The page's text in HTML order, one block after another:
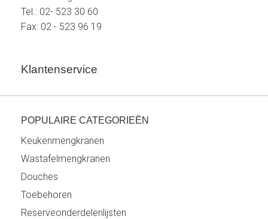
Tel.: 02- 523 30 60
Fax: 02 - 523 96 19
Klantenservice
POPULAIRE CATEGORIEËN
Keukenmengkranen
Wastafelmengkranen
Douches
Toebehoren
Reserveonderdelenlijsten